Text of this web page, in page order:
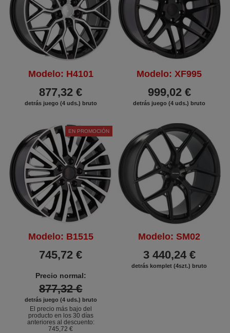
Modelo: H4101
877,32 €
detrás juego (4 uds.) bruto
Modelo: XF995
999,02 €
detrás juego (4 uds.) bruto
EN PROMOCIÓN
Modelo: B1515
Precio normal:
877,32 €
745,72 €
detrás juego (4 uds.) bruto
El precio más bajo del
producto en los 30 días
anteriores al descuento:
745,72 €
Modelo: SM02
3 440,24 €
detrás komplet (4szt.) bruto